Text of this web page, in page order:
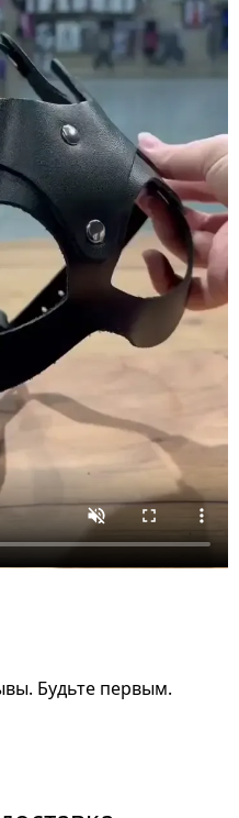
Будьте первым.